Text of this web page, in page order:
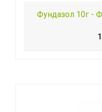
Фундазол 10г -